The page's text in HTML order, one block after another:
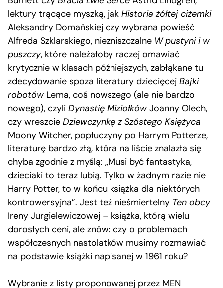
lektury trącące myszką, jak Historia żółtej ciżemki
Aleksandry Domańskiej czy wybrana powieść
Alfreda Szklarskiego, niezniszczalne W pustyni i w
puszczy, które należałoby raczej omawiać
krytycznie w klasach późniejszych, zabłąkane tu
zdecydowanie spoza literatury dziecięcej Bajki
robotów Lema, coś nowszego (ale nie bardzo
nowego), czyli Dynastię Miziołków Joanny Olech,
czy wreszcie Dziewczynkę z Szóstego Księżyca
Moony Witcher, popłuczyny po Harrym Potterze,
literaturę bardzo złą, która na liście znalazła się
chyba zgodnie z myślą: „Musi być fantastyka,
dzieciaki to teraz lubią. Tylko w żadnym razie nie
Harry Potter, to w końcu książka dla niektórych
kontrowersyjna”. Jest też nieśmiertelny Ten obcy
Ireny Jurgielewiczowej – książka, którą wielu
dorosłych ceni, ale znów: czy o problemach
współczesnych nastolatków musimy rozmawiać
na podstawie książki napisanej w 1961 roku?
Wybranie z listy proponowanej przez MEN